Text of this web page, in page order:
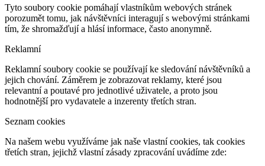
Tyto soubory cookie pomáhají vlastníkům webových stránek
porozumět tomu, jak návštěvníci interagují s webovými stránkami
tím, že shromažďují a hlásí informace, často anonymně.
Reklamní
Reklamní soubory cookie se používají ke sledování návštěvníků a
jejich chování. Záměrem je zobrazovat reklamy, které jsou
relevantní a poutavé pro jednotlivé uživatele, a proto jsou
hodnotnější pro vydavatele a inzerenty třetích stran.
Seznam cookies
Na našem webu využíváme jak naše vlastní cookies, tak cookies
třetích stran, jejichž vlastní zásady zpracování uvádíme zde: